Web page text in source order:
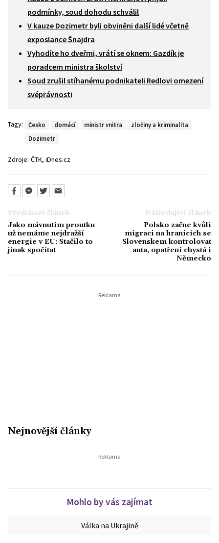
podmínky, soud dohodu schválil
V kauze Dozimetr byli obviněni další lidé včetně
exposlance Šnajdra
Vyhodíte ho dveřmi, vrátí se oknem: Gazdík je
poradcem ministra školství
Soud zrušil stíhanému podnikateli Redlovi omezení
svéprávnosti
Tagy: Česko domácí ministr vnitra
zločiny a kriminalita
Dozimetr
Zdroje: ČTK, iDnes.cz
Předchozí článek
Jako mávnutím proutku
už nemáme nejdražší
energie v EU: Stačilo to
jinak spočítat
Následující článek
Polsko začne kvůli
migraci na hranicích se
Slovenskem kontrolovat
auta, opatření chystá i
Německo
Nejnovější články
Mohlo by vás zajímat
Válka na Ukrajině